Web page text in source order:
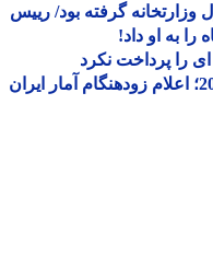
گرفته بود/ رییس
او داد!
پرداخت نکرد